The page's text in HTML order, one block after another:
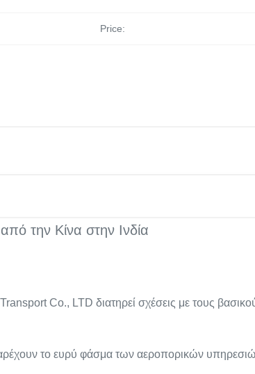
Price:
την Κίνα στην Ινδία
Co., LTD διατηρεί σχέσεις με τους
το ευρύ φάσμα των αεροπορικών